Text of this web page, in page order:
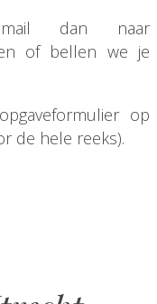
dan naar
of bellen we je
op
de hele reeks).